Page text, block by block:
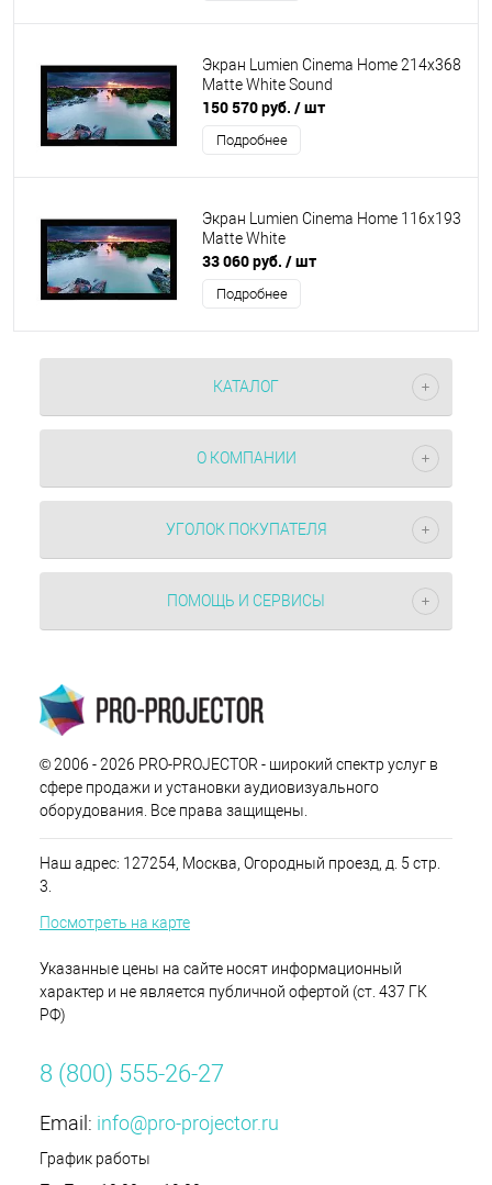
Экран Lumien Cinema Home 214x368
Matte White Sound
150 570 руб. / шт
Подробнее
Экран Lumien Cinema Home 116x193
Matte White
33 060 руб. / шт
Подробнее
КАТАЛОГ
О КОМПАНИИ
УГОЛОК ПОКУПАТЕЛЯ
ПОМОЩЬ И СЕРВИСЫ
© 2006 - 2026 PRO-PROJECTOR - широкий спектр услуг в
сфере продажи и установки аудиовизуального
оборудования. Все права защищены.
Наш адрес: 127254, Москва, Огородный проезд, д. 5 стр.
3.
Посмотреть на карте
Указанные цены на сайте носят информационный
характер и не является публичной офертой (ст. 437 ГК
РФ)
8 (800) 555-26-27
Email: info@pro-projector.ru
График работы